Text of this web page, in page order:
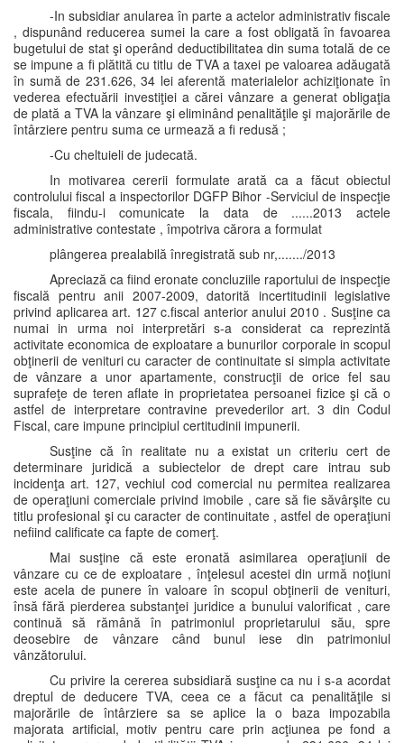
-In subsidiar anularea în parte a actelor administrativ fiscale
, dispunând reducerea sumei la care a fost obligată în favoarea
bugetului de stat şi operând deductibilitatea din suma totală de ce
se impune a fi plătită cu titlu de TVA a taxei pe valoarea adăugată
în sumă de 231.626, 34 lei aferentă materialelor achiziţionate în
vederea efectuării investiţiei a cărei vânzare a generat obligaţia
de plată a TVA la vânzare şi eliminând penalităţile şi majorările de
întârziere pentru suma ce urmează a fi redusă ;
-Cu cheltuieli de judecată.
In motivarea cererii formulate arată ca a făcut obiectul
controlului fiscal a inspectorilor DGFP Bihor -Serviciul de inspecţie
fiscala, fiindu-i comunicate la data de ......2013 actele
administrative contestate , împotriva cărora a formulat
plângerea prealabilă înregistrată sub nr,......./2013
Apreciază ca fiind eronate concluziile raportului de inspecţie
fiscală pentru anii 2007-2009, datorită incertitudinii legislative
privind aplicarea art. 127 c.fiscal anterior anului 2010 . Susţine ca
numai in urma noi interpretări s-a considerat ca reprezintă
activitate economica de exploatare a bunurilor corporale in scopul
obţinerii de venituri cu caracter de continuitate si simpla activitate
de vânzare a unor apartamente, construcţii de orice fel sau
suprafeţe de teren aflate in proprietatea persoanei fizice şi că o
astfel de interpretare contravine prevederilor art. 3 din Codul
Fiscal, care impune principiul certitudinii impunerii.
Susţine că în realitate nu a existat un criteriu cert de
determinare juridică a subiectelor de drept care intrau sub
incidenţa art. 127, vechiul cod comercial nu permitea realizarea
de operaţiuni comerciale privind imobile , care să fie săvârşite cu
titlu profesional şi cu caracter de continuitate , astfel de operaţiuni
nefiind calificate ca fapte de comerţ.
Mai susţine că este eronată asimilarea operaţiunii de
vânzare cu ce de exploatare , înţelesul acestei din urmă noţiuni
este acela de punere în valoare în scopul obţinerii de venituri,
însă fără pierderea substanţei juridice a bunului valorificat , care
continuă să rămână în patrimoniul proprietarului său, spre
deosebire de vânzare când bunul iese din patrimoniul
vânzătorului.
Cu privire la cererea subsidiară susţine ca nu i s-a acordat
dreptul de deducere TVA, ceea ce a făcut ca penalităţile si
majorările de întârziere sa se aplice la o baza impozabila
majorata artificial, motiv pentru care prin acţiunea pe fond a